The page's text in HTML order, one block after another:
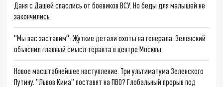
Даня с Дашей спаслись от боевиков ВСУ. Но беды для малышей не
закончились
"Мы вас заставим": Жуткие детали охоты на генерала. Зеленский
объяснил главный смысл теракта в центре Москвы
Новое масштабнейшее наступление. Три ультиматума Зеленского
Путину. "Львов Кима" поставят на ПВО? Глобальный прорыв под